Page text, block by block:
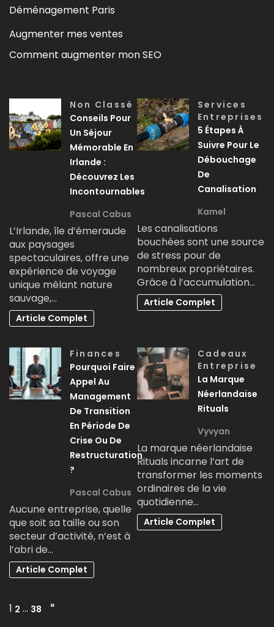
Déménagement Paris
Augmenter mes ventes
Comment augmenter mon SEO
Non Classé
Conseils Pour
Un Séjour
Mémorable En
Irlande :
Découvrez Les
Incontournables
Pascal Cabus
L’Irlande, île d’émeraude
aux paysages
spectaculaires, offre une
expérience de voyage
unique mêlant nature
sauvage,…
Article Complet
Services
Entreprises
5 Étapes À
Suivre Pour Le
Débouchage
De
Canalisation
Kamel
Les canalisations
bouchées sont une source
de stress pour de
nombreux propriétaires.
Grâce à l’accumulation…
Article Complet
Finances
Pourquoi Faire
Appel Au
Management
De Transition
En Période De
Crise Ou De
Restructuration
?
Pascal Cabus
Aucune entreprise, quelle
que soit sa taille ou son
secteur d’activité, n’est à
l’abri de…
Article Complet
Cadeaux
Entreprise
La Marque
Néerlandaise
Rituals
Vyvyan
La marque néerlandaise
Rituals incarne l’art de
transformer les moments
ordinaires de la vie
quotidienne…
Article Complet
Page:
1 2 … 38 Next
»